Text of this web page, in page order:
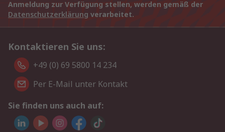
Anmeldung zur Verfügung stellen, werden gemäß der
Datenschutzerklärung verarbeitet.
Kontaktieren Sie uns:
+49 (0) 69 5800 14 234
Per E-Mail unter Kontakt
Sie finden uns auch auf: